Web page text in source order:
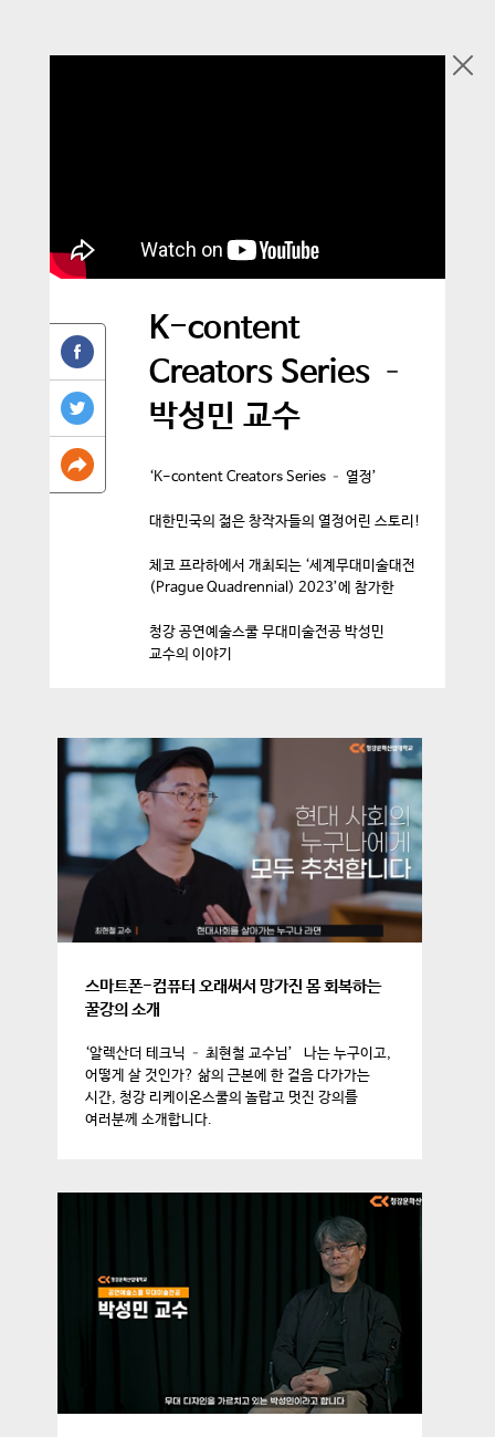
K-content
Creators Series –
박성민 교수
‘K-content Creators Series – 열정’
대한민국의 젊은 창작자들의 열정어린 스토리!
체코 프라하에서 개최되는 ‘세계무대미술대전
(Prague Quadrennial) 2023’에 참가한
청강 공연예술스쿨 무대미술전공 박성민
교수의 이야기
스마트폰-컴퓨터 오래써서 망가진 몸 회복하는
꿀강의 소개
‘알렉산더 테크닉 – 최현철 교수님’ 나는 누구이고,
어떻게 살 것인가? 삶의 근본에 한 걸음 다가가는
시간, 청강 리케이온스쿨의 놀랍고 멋진 강의를
여러분께 소개합니다.